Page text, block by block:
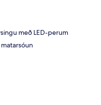
með LED-perum